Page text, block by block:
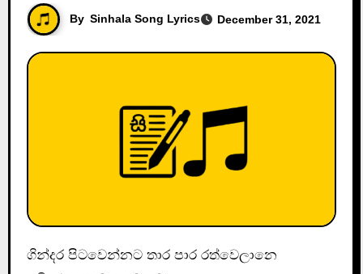
By Sinhala Song Lyrics December 31, 2021
ගින්දර පිටවෙන්නට තාර පාර රත්වෙලානෙ